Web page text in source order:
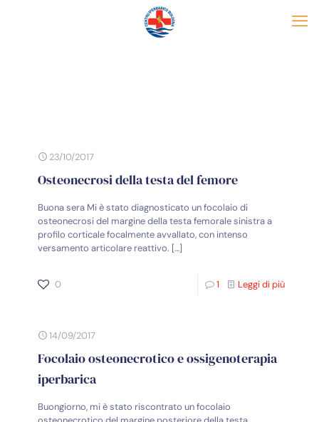
23/10/2017
Osteonecrosi della testa del femore
Buona sera Mi è stato diagnosticato un focolaio di
osteonecrosi del margine della testa femorale sinistra a
profilo corticale focalmente avvallato, con intenso
versamento articolare reattivo. […]
0 1 Leggi di più
14/09/2017
Focolaio osteonecrotico e ossigenoterapia
iperbarica
Buongiorno, mi è stato riscontrato un focolaio